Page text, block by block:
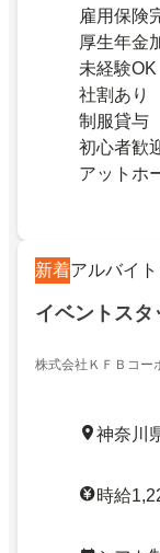
雇用保険
厚生年金
未経験OK
社割あり
制服貸与
初心者歓
アットホ
新着アルバイ
イベントス
株式会社ＫＦＢコー
神奈川
時給